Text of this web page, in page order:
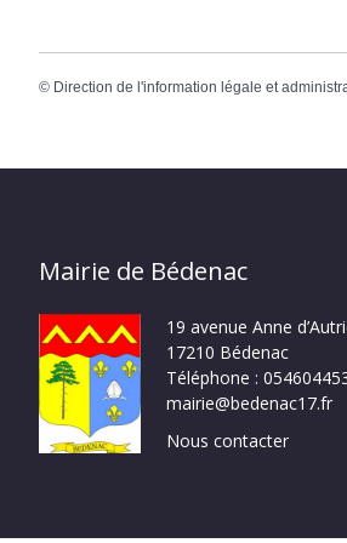
© Direction de l'information légale et
Mairie de Bédenac
19 avenue Anne
17210 Bédenac
Téléphone :
mairie@bedenac17.fr
Nous contacter